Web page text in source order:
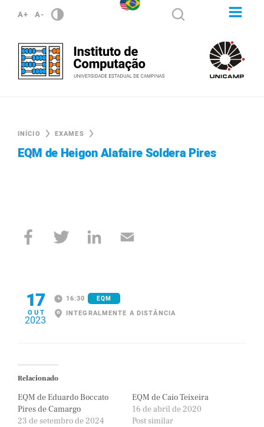
A+ A-
INÍCIO EXAMES
EQM de Heigon Alafaire Soldera Pires
17
OUT
2023
16:30 EQM
INTEGRALMENTE A DISTÂNCIA
Relacionado
EQM de Eduardo Boccato
Pires de Camargo
23 de setembro de 2024
EQM de Caio Teixeira
16 de abril de 2020
Post similar